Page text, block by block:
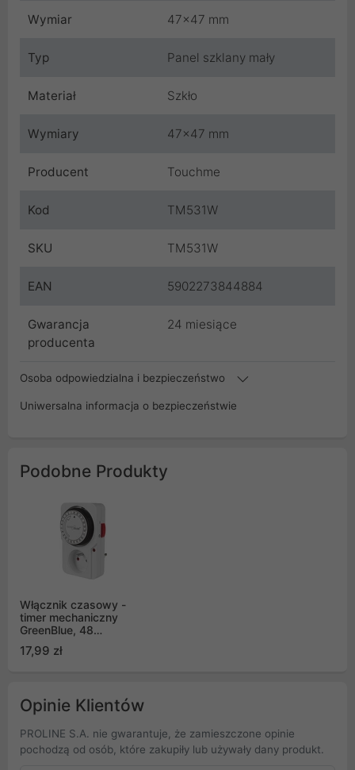
Wymiar 47x47 mm
Typ Panel szklany mały
Materiał Szkło
Wymiary 47x47 mm
Producent Touchme
Kod TM531W
SKU TM531W
EAN 5902273844884
Gwarancja
producenta
24 miesiące
Osoba odpowiedzialna i bezpieczeństwo
Uniwersalna informacja o bezpieczeństwie
Podobne Produkty
Włącznik czasowy -
timer mechaniczny
GreenBlue, 48
programów, max.
obciążenie 16A, IP20,
17,99 zł
Opinie Klientów
PROLINE S.A. nie gwarantuje, że zamieszczone opinie
pochodzą od osób, które zakupiły lub używały dany produkt.